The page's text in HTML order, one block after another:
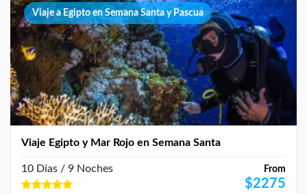
Viaje a Egipto en Semana Santa y Pascua
Viaje Egipto y Mar Rojo en Semana Santa
From
$2275
10 Días / 9 Noches